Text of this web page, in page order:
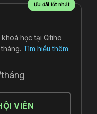
Ưu đãi tốt nhất
học tại Gitiho
Tìm hiểu thêm
VIÊN